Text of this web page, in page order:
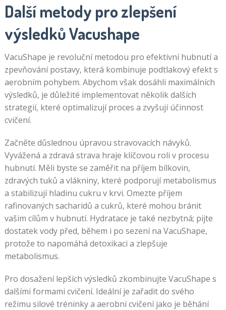
Další metody pro zlepšení
výsledků Vacushape
VacuShape je revoluční metodou pro efektivní hubnutí a
zpevňování postavy, která kombinuje podtlakový efekt s
aerobním pohybem. Abychom však dosáhli maximálních
výsledků, je důležité implementovat několik dalších
strategií, které optimalizují proces a zvyšují účinnost
cvičení.
Začněte důslednou úpravou stravovacích návyků.
Vyvážená a zdravá strava hraje klíčovou roli v procesu
hubnutí. Měli byste se zaměřit na příjem bílkovin,
zdravých tuků a vlákniny, které podporují metabolismus
a stabilizují hladinu cukru v krvi. Omezte příjem
rafinovaných sacharidů a cukrů, které mohou bránit
vašim cílům v hubnutí. Hydratace je také nezbytná; pijte
dostatek vody před, během i po sezení na VacuShape,
protože to napomáhá detoxikaci a zlepšuje
metabolismus.
Pro dosažení lepších výsledků zkombinujte VacuShape s
dalšími formami cvičení. Ideální je zařadit do svého
režimu silové tréninky a aerobní cvičení jako je běhání